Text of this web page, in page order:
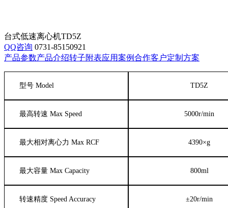
台式低速离心机TD5Z
QQ咨询 0731-85150921
产品参数产品介绍转子附表应用案例合作客户定制方案
型号 Model TD5Z
最高转速 Max Speed 5000r/min
最大相对离心力 Max RCF 4390×g
最大容量 Max Capacity 800ml
转速精度 Speed Accuracy ±20r/min